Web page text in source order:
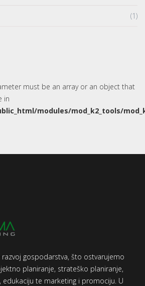
(1)
must be an array or an object that
in
modules/mod_k2_tools/
razvoj gospodarstva, što ostvarujemo
planiranje, strateško planiranje,
edukaciju te marketing i promociju. U